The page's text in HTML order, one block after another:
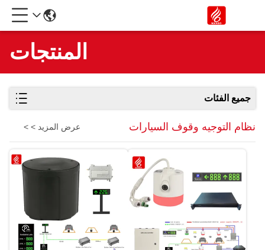
المنتجات
جميع الفئات
نظام التوجيه وقوف السيارات عرض المزيد > >